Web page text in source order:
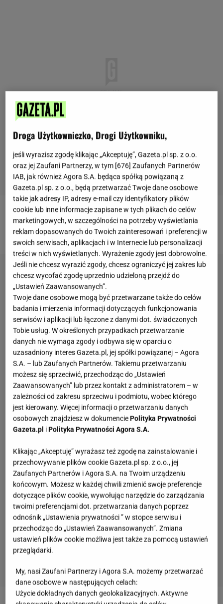
Więcej kulinarnych porad znajdziecie na stronie
głównej Gazeta.pl.
Droga Użytkowniczko, Drogi Użytkowniku,
jeśli wyrazisz zgodę klikając „Akceptuję”, Gazeta.pl sp. z o.o.
oraz jej Zaufani Partnerzy, w tym [676] Zaufanych Partnerów
IAB, jak również Agora S.A. będąca spółką powiązaną z
Gazeta.pl sp. z o.o., będą przetwarzać Twoje dane osobowe
takie jak adresy IP, adresy e-mail czy identyfikatory plików
cookie lub inne informacje zapisane w tych plikach do celów
marketingowych, w szczególności na potrzeby wyświetlania
reklam dopasowanych do Twoich zainteresowań i preferencji w
swoich serwisach, aplikacjach i w Internecie lub personalizacji
treści w nich wyświetlanych. Wyrażenie zgody jest dobrowolne.
Jeśli nie chcesz wyrazić zgody, chcesz ograniczyć jej zakres lub
chcesz wycofać zgodę uprzednio udzieloną przejdź do
„Ustawień Zaawansowanych”.
Twoje dane osobowe mogą być przetwarzane także do celów
badania i mierzenia informacji dotyczących funkcjonowania
serwisów i aplikacji lub łączone z danymi dot. świadczonych
Tobie usług. W określonych przypadkach przetwarzanie
danych nie wymaga zgody i odbywa się w oparciu o
uzasadniony interes Gazeta.pl, jej spółki powiązanej – Agora
S.A. – lub Zaufanych Partnerów. Takiemu przetwarzaniu
możesz się sprzeciwić, przechodząc do „Ustawień
Zaawansowanych” lub przez kontakt z administratorem – w
zależności od zakresu sprzeciwu i podmiotu, wobec którego
jest kierowany. Więcej informacji o przetwarzaniu danych
osobowych znajdziesz w dokumenciePolityka Prywatności
Gazeta.pl iPolityka Prywatności Agora S.A.
Klikając „Akceptuję” wyrażasz też zgodę na zainstalowanie i
przechowywanie plików cookie Gazeta.pl sp. z o.o., jej
Zaufanych Partnerów i Agora S.A. na Twoim urządzeniu
końcowym. Możesz w każdej chwili zmienić swoje preferencje
dotyczące plików cookie, wywołując narzędzie do zarządzania
twoimi preferencjami dot. przetwarzania danych poprzez
odnośnik „Ustawienia prywatności ” w stopce serwisu i
przechodząc do „Ustawień Zaawansowanych”. Zmiana
ustawień plików cookie możliwa jest także za pomocą ustawień
przeglądarki.
My, nasi Zaufani Partnerzy i Agora S.A. możemy przetwarzać
dane osobowe w następujących celach:
Użycie dokładnych danych geolokalizacyjnych. Aktywne